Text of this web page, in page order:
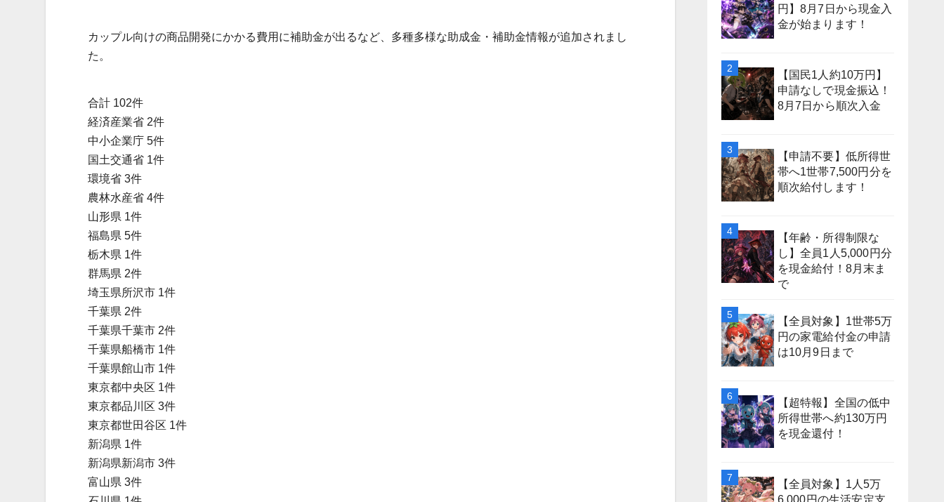
カップル向けの商品開発にかかる費用に補助金が出るなど、多種多様な助成金・補助金情報が追加されまし
た。
合計 102件
経済産業省 2件
中小企業庁 5件
国土交通省 1件
環境省 3件
農林水産省 4件
山形県 1件
福島県 5件
栃木県 1件
群馬県 2件
埼玉県所沢市 1件
千葉県 2件
千葉県千葉市 2件
千葉県船橋市 1件
千葉県館山市 1件
東京都中央区 1件
東京都品川区 3件
東京都世田谷区 1件
新潟県 1件
新潟県新潟市 3件
富山県 3件
円】8月7日から現金入
金が始まります！
【国民1人約10万円】
申請なしで現金振込！
8月7日から順次入金
【申請不要】低所得世
帯へ1世帯7,500円分を
順次給付します！
【年齢・所得制限な
し】全員1人5,000円分
を現金給付！8月末ま
で
【全員対象】1世帯5万
円の家電給付金の申請
は10月9日まで
【超特報】全国の低中
所得世帯へ約130万円
を現金還付！
【全員対象】1人5万
6,000円の生活安定支